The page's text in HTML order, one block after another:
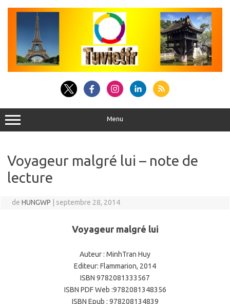
Menu
Voyageur malgré lui – note de
lecture
de HUNGWP septembre 28, 2014
Voyageur malgré lui
Auteur : MinhTran Huy
Editeur: Flammarion, 2014
ISBN 9782081333567
ISBN PDF Web :9782081348356
ISBN Epub : 978208134839